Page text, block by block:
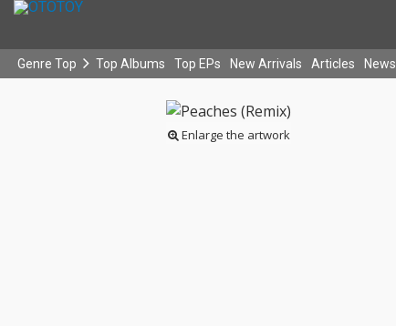
Genre Top Top Albums Top EPs New Arrivals Articles News
Enlarge the artwork